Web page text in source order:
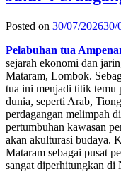
Posted on 30/07/202630/
Pelabuhan tua
sejarah ekonomi dan
Mataram, Lombok.
tua ini menjadi titik temu
dunia, seperti Arab,
perdagangan melimpah
pertumbuhan kawasan
akan akulturasi budaya.
Mataram sebagai pusat
sangat diperhitungkan di